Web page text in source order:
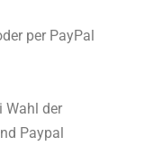
per PayPal
Wahl der
Paypal